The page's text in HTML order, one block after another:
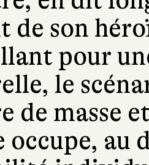
de son
pour
le
de masse
occupe, au